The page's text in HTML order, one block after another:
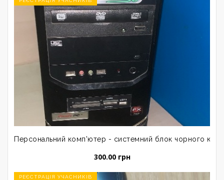
Персональний комп'ютер - системний блок чорного
300.00 грн
РЕЄСТРАЦІЯ УЧАСНИКІВ